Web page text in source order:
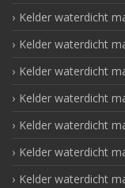
Kelder waterdicht
Kelder waterdicht
Kelder waterdicht
Kelder waterdicht
Kelder waterdicht
Kelder waterdicht
Kelder waterdicht